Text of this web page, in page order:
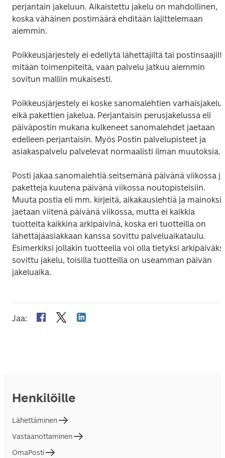
perjantain jakeluun. Aikaistettu jakelu on mahdollinen,
koska vähäinen postimäärä ehditään lajittelemaan
aiemmin.
Poikkeusjärjestely ei edellytä lähettäjiltä tai
mitään toimenpiteitä, vaan palvelu jatkuu aiemmin
sovitun malliin mukaisesti.
Poikkeusjärjestely ei koske sanomalehtien
eikä pakettien jakelua. Perjantaisin perusjakelussa eli
päiväpostin mukana kulkeneet sanomalehdet jaetaan
edelleen perjantaisin. Myös Postin palvelupisteet ja
asiakaspalvelu palvelevat normaalisti ilman muutoksia.
Posti jakaa sanomalehtiä seitsemänä päivänä viikossa ja
paketteja kuutena päivänä viikossa noutopisteisiin.
Muuta postia eli mm. kirjeitä, aikakauslehtiä ja
jaetaan viitenä päivänä viikossa, mutta ei kaikkia
tuotteita kaikkina arkipäivinä, koska eri tuotteilla on
lähettäjäasiakkaan kanssa sovittu palveluaikataulu.
Esimerkiksi jollakin tuotteella voi olla tietyksi arkipäiväksi
sovittu jakelu, toisilla tuotteilla on useamman päivän
jakeluaika.
Jaa:
Henkilöille
Lähettäminen
Vastaanottaminen
OmaPosti